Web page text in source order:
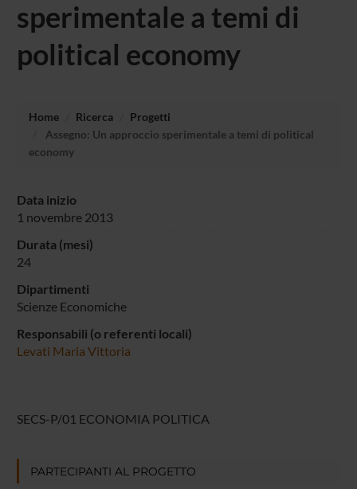
sperimentale a temi di
political economy
Home Ricerca
Progetti
Assegno: Un approccio sperimentale a temi di political
economy
Data inizio
1 novembre 2013
Durata (mesi)
24
Dipartimenti
Scienze Economiche
Responsabili (o referenti locali)
Levati Maria Vittoria
SECS-P/01 ECONOMIA POLITICA
PARTECIPANTI AL PROGETTO